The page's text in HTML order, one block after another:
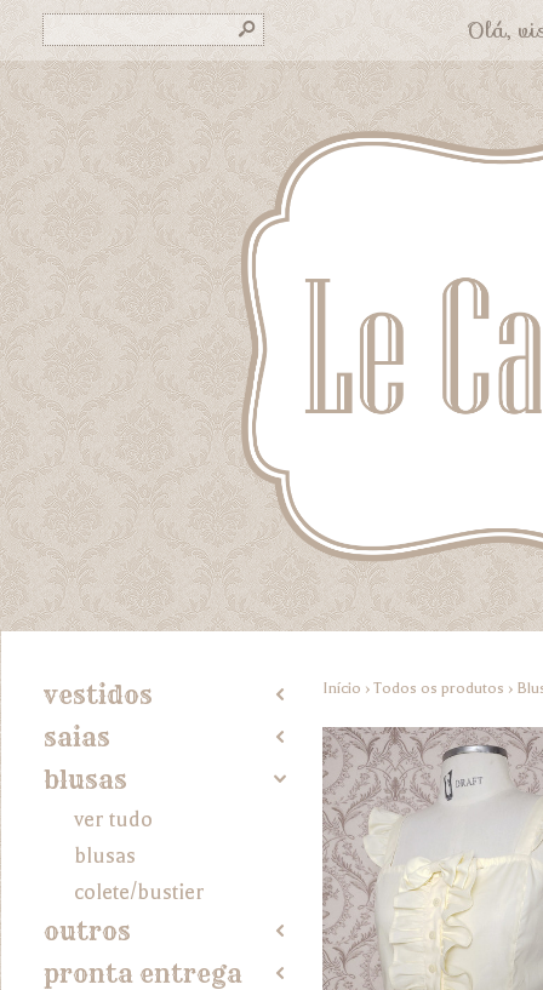
s Olá,
vestidos 2
saias 2
blusas 4
ver tudo
blusas
colete/bustier
outros 2
pronta entrega 2
Início › Todos os produtos ›